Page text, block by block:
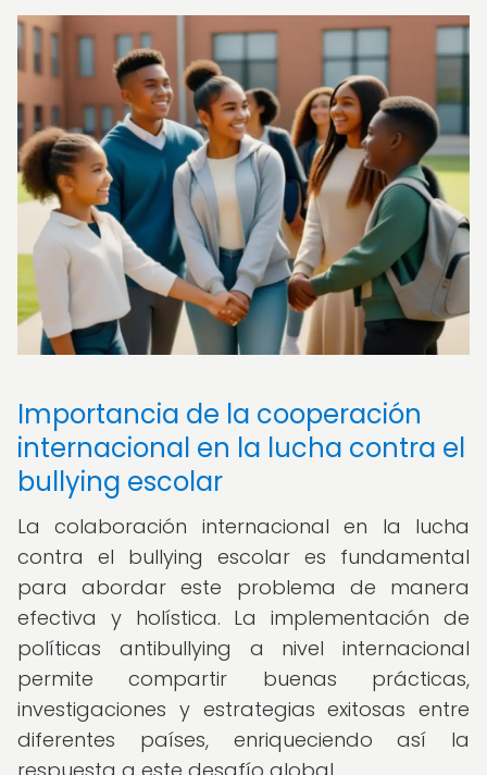
Importancia de la cooperación
internacional en la lucha contra el
bullying escolar
La colaboración internacional en la lucha
contra el bullying escolar es fundamental
para abordar este problema de manera
efectiva y holística. La implementación de
políticas antibullying a nivel internacional
permite compartir buenas prácticas,
investigaciones y estrategias exitosas entre
diferentes países, enriqueciendo así la